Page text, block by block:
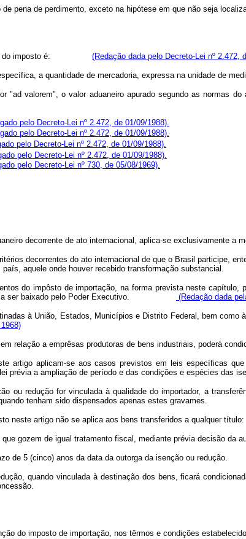
pena de perdimento, exceto na hipótese em que não seja
do imposto é: (Redação dada pelo Decreto-Lei nº 2.472,
a quantidade de mercadoria, expressa na unidade
valorem", o valor aduaneiro apurado segundo as
pelo Decreto-Lei nº 2.472, de 01/09/1988).
pelo Decreto-Lei nº 2.472, de 01/09/1988).
pelo Decreto-Lei nº 2.472, de 01/09/1988).
pelo Decreto-Lei nº 2.472, de 01/09/1988).
pelo Decreto-Lei nº 730, de 05/08/1969).
decorrente de ato internacional, aplica-se exclusivamente a
decorrentes do ato internacional de que o Brasil participe,
aquele onde houver recebido transformação substancial.
do impôsto de importação, na forma prevista neste
a ser baixado pelo Poder Executivo.
(Redação dada
à União, Estados, Municípios e Distrito Federal, bem
em relação a emprêsas produtoras de bens industriais,
artigo aplicam-se aos casos previstos em leis específicas
lei prévia a ampliação de período e das condições e
redução for vinculada à qualidade do importador, a
quando tenham sido dispensados apenas estes
artigo não se aplica aos bens transferidos a qualquer título:
gozem de igual tratamento fiscal, mediante prévia decisão da
5 (cinco) anos da data da outorga da isenção ou redução.
quando vinculada à destinação dos bens, ficará
do imposto de importação, nos têrmos e condições